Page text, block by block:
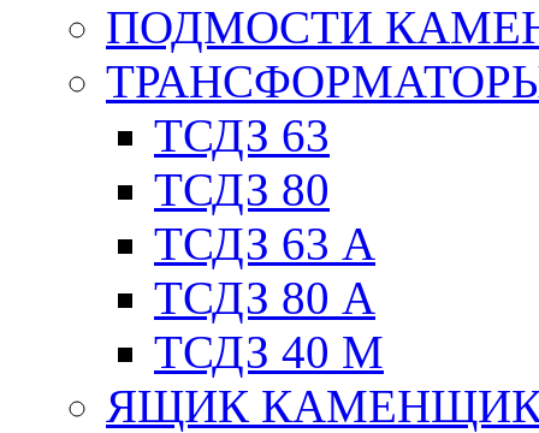
ПОДМОСТИ
ТСДЗ 63
ТСДЗ 80
ТСДЗ 63 А
ТСДЗ 80 А
ТСДЗ 40 М
ЯЩИК